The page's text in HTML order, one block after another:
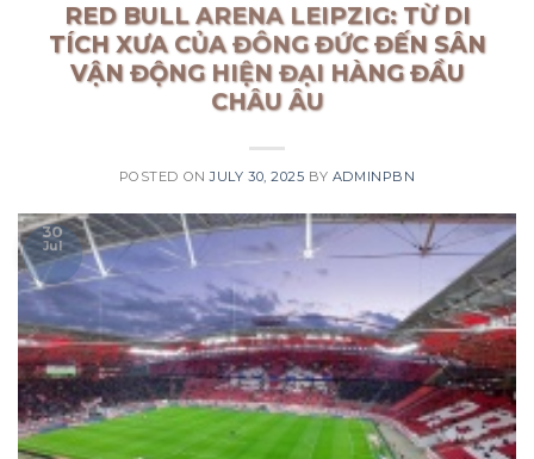
RED BULL ARENA LEIPZIG: TỪ DI
TÍCH XƯA CỦA ĐÔNG ĐỨC ĐẾN SÂN
VẬN ĐỘNG HIỆN ĐẠI HÀNG ĐẦU
CHÂU ÂU
POSTED ONJULY 30, 2025 BY ADMINPBN
30
Jul